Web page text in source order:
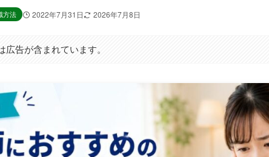
方法 2022年7月31日 2026年7月8日
告が含まれています。